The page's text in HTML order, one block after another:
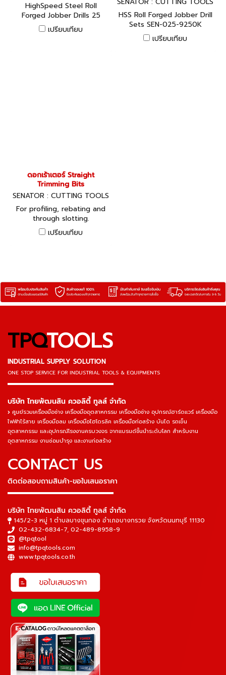
HighSpeed Steel Roll
Forged Jobber Drills 25
Piece
เปรียบเทียบ
HSS Roll Forged Jobber Drill
Sets SEN-025-9250K
เปรียบเทียบ
ดอกเร้าเตอร์ Straight
Trimming Bits
SENATOR : CUTTING TOOLS
For profiling, rebating and
through slotting.
เปรียบเทียบ
TPQTOOLS
INDUSTRIAL SUPPLY SOLUTION
ONE STOP SERVICE FOR INDUSTRIAL TOOLS & EQUIPMENTS
▬▬▬▬▬▬▬▬▬▬▬▬▬▬▬
บริษัท ไทยพัฒนสิน ควอลิตี้ ทูลส์ จำกัด
ศูนย์รวมเครื่องมือช่าง เครื่องมืออุตสาหกรรม เครื่องมือช่าง อุปกรณ์ฮาร์ดแวร์ เครื่องมือ
ไฟฟ้าไร้สาย เครื่องมือลม เครื่องมือไฮโดรลิค เครื่องมือก่อสร้าง บันได รถเข็น
อุตสาหกรรม และอุปกรณ์โรงงานครบวงจร จากแบรนด์ชั้นนำระดับโลก สำหรับงาน
อุตสาหกรรม งานซ่อมบำรุง และงานก่อสร้าง
CONTACT US
ติดต่อสอบถามสินค้า-ขอใบเสนอราคา
▬▬▬▬▬▬▬▬▬▬▬▬▬▬▬
บริษัท ไทยพัฒนสิน ควอลิตี้ ทูลส์ จำกัด
145/2-3 หมู่ 1 ตำบลบางขุนกอง อำเภอบางกรวย จังหวัดนนทบุรี 11130
02-432-6834-7, 02-489-8958-9
@tpqtool
info@tpqtools.com
www.tpqtools.co.th